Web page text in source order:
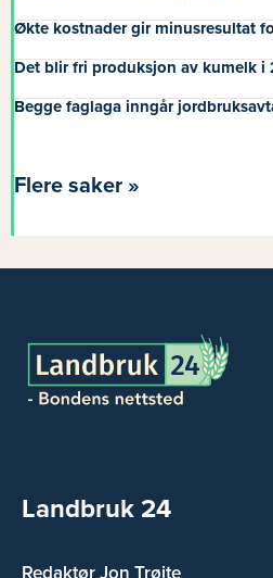
Økte kostnader gir minusresultat
Det blir fri produksjon av kumelk i
Begge faglaga inngår
Flere saker »
Landbruk 24